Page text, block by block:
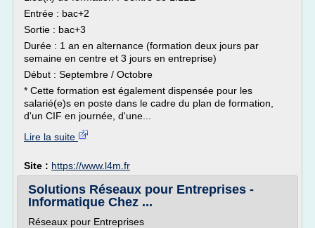
Entrée : bac+2
Sortie : bac+3
Durée : 1 an en alternance (formation deux jours par
semaine en centre et 3 jours en entreprise)
Début : Septembre / Octobre
* Cette formation est également dispensée pour les
salarié(e)s en poste dans le cadre du plan de formation,
d'un CIF en journée, d'une...
Lire la suite
Site : https://www.l4m.fr
Solutions Réseaux pour Entreprises -
Informatique Chez ...
Réseaux pour Entreprises